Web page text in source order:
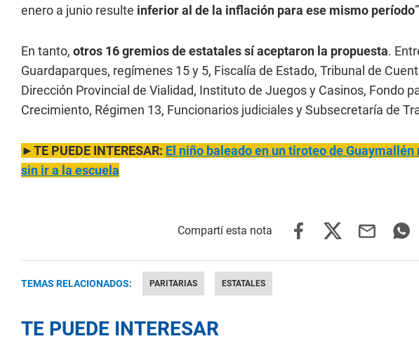
enero a junio resulte inferior al de la inflación para ese mismo período
En tanto, otros 16 gremios de estatales sí aceptaron la propuesta.
Guardaparques, regímenes 15 y 5, Fiscalía de Estado, Tribunal de
Dirección Provincial de Vialidad, Instituto de Juegos y Casinos, Fondo
Crecimiento, Régimen 13, Funcionarios judiciales y Subsecretaría de
►TE PUEDE INTERESAR: El niño baleado en un tiroteo de
sin ir a la escuela
TEMAS RELACIONADOS: PARITARIAS ESTATALES
TE PUEDE INTERESAR